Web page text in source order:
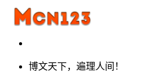
博文天下，遍理人间！